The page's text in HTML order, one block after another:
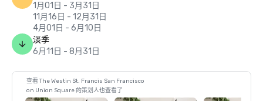
1月01日 - 3月31日
11月16日 - 12月31日
4月01日 - 6月10日
淡季
6月11日 - 8月31日
查看 The Westin St. Francis San Francisco
on Union Square 的策划人也查看了